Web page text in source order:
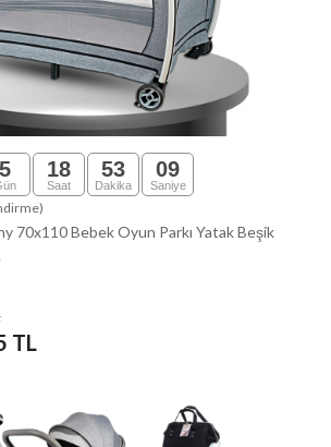
5 18
Saat
53
Dakika
08
Saniye
70x110 Bebek Oyun Parkı Yatak Beşik
TL